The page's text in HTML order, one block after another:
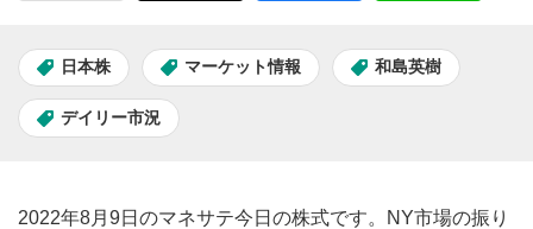
日本株 マーケット情報 和島英樹
デイリー市況
2022年8月9日のマネサテ今日の株式です。NY市場の振り